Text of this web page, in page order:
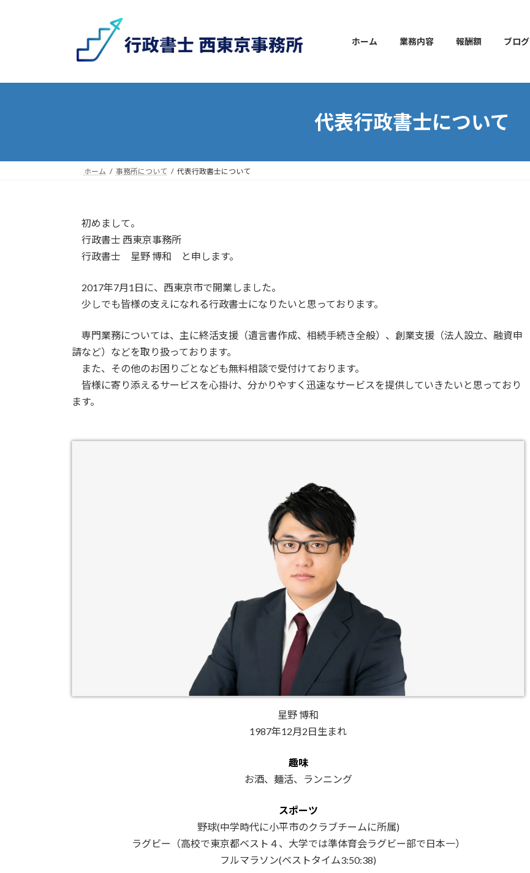
へ
ョ
ホーム 業務内容 報酬額 ブログ
代表行政書士について
ホーム 事務所について 代表行政書士について
初めまして。
行政書士 西東京事務所
行政書士 星野 博和 と申します。
2017年7月1日に、西東京市で開業しました。
少しでも皆様の支えになれる行政書士になりたいと思っております。
専門業務については、主に終活支援（遺言書作成、相続手続き全般）、創業支援（法人設立、融資申
請など）などを取り扱っております。
また、その他のお困りごとなども無料相談で受付けております。
皆様に寄り添えるサービスを心掛け、分かりやすく迅速なサービスを提供していきたいと思っており
ます。
星野 博和
1987年12月2日生まれ
趣味
お酒、麺活、ランニング
スポーツ
野球(中学時代に小平市のクラブチームに所属)
ラグビー（高校で東京都ベスト４、大学では準体育会ラグビー部で日本一）
フルマラソン(ベストタイム3:50:38)